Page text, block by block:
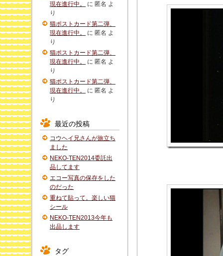
現在進行中。
に 匿名 よ
り
猫ポストカード第二弾、
現在進行中。
に 匿名 よ
り
猫ポストカード第二弾、
現在進行中。
に 匿名 よ
り
猫ポストカード第二弾、
現在進行中。
に 匿名 よ
り
最近の投稿
コウヘイ兄さんが旅立ち
ました
NEKO-TEN2014委託出
品してます
エコー写真の保存をした
のだった
重ねて貼って。楽しい猫
シール
NEKO-TEN2013今年も
出品します
タグ